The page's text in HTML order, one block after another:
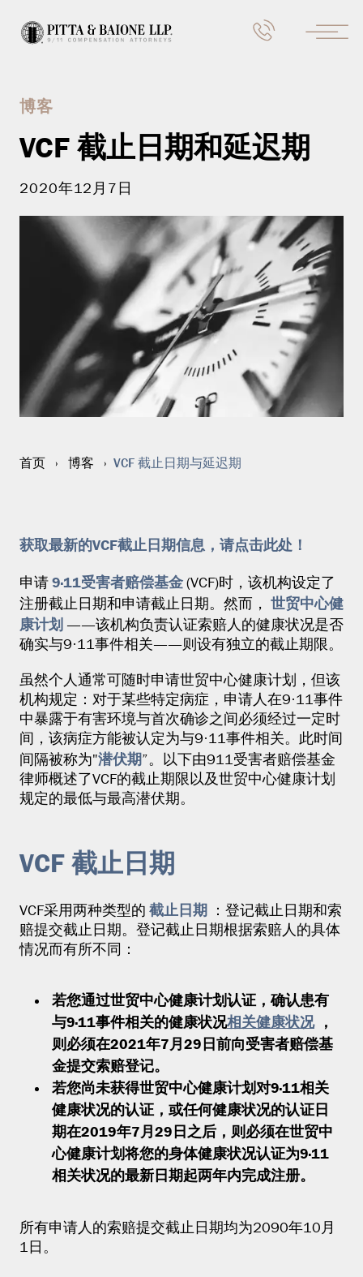
博客
VCF 截止日期和延迟期
2020年12月7日
首页 › 博客 › VCF 截止日期与延迟期
获取最新的VCF截止日期信息，请点击此处！
申请 9·11受害者赔偿基金 (VCF)时，该机构设定了
注册截止日期和申请截止日期。然而， 世贸中心健
康计划 ——该机构负责认证索赔人的健康状况是否
确实与9·11事件相关——则设有独立的截止期限。
虽然个人通常可随时申请世贸中心健康计划，但该
机构规定：对于某些特定病症，申请人在9·11事件
中暴露于有害环境与首次确诊之间必须经过一定时
间，该病症方能被认定为与9·11事件相关。此时间
间隔被称为"潜伏期”。以下由911受害者赔偿基金
律师概述了VCF的截止期限以及世贸中心健康计划
规定的最低与最高潜伏期。
VCF 截止日期
VCF采用两种类型的 截止日期
：登记截止日期和索
赔提交截止日期。登记截止日期根据索赔人的具体
情况而有所不同：
若您通过世贸中心健康计划认证，确认患有
与9·11事件相关的健康状况相关健康状况，
则必须在2021年7月29日前向受害者赔偿基
金提交索赔登记。
若您尚未获得世贸中心健康计划对9·11相关
健康状况的认证，或任何健康状况的认证日
期在2019年7月29日之后，则必须在世贸中
心健康计划将您的身体健康状况认证为9·11
相关状况的最新日期起两年内完成注册。
所有申请人的索赔提交截止日期均为2090年10月
1日。